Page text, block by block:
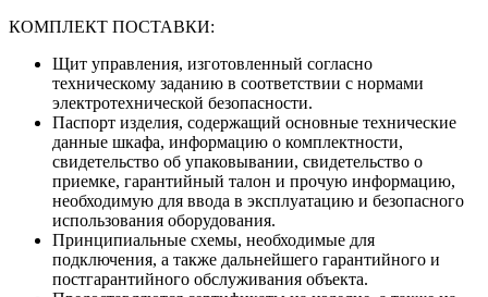
КОМПЛЕКТ ПОСТАВКИ:
Щит управления, изготовленный согласно
техническому заданию в соответствии с нормами
электротехнической безопасности.
Паспорт изделия, содержащий основные технические
данные шкафа, информацию о комплектности,
свидетельство об упаковывании, свидетельство о
приемке, гарантийный талон и прочую информацию,
необходимую для ввода в эксплуатацию и безопасного
использования оборудования.
Принципиальные схемы, необходимые для
подключения, а также дальнейшего гарантийного и
постгарантийного обслуживания объекта.